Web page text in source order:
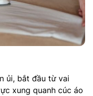
ủi, bắt đầu từ vai
xung quanh cúc áo